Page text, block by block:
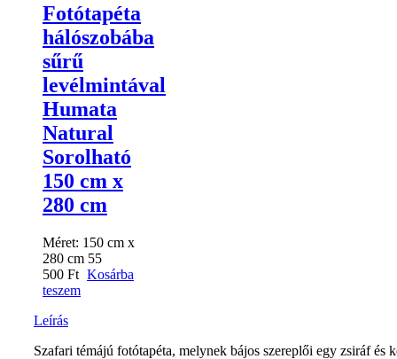
Fotótapéta
hálószobába
sűrű
levélmintával
Humata
Natural
Sorolható
150 cm x
280 cm
Méret: 150 cm x
280 cm 55
500 Ft Kosárba
teszem
Leírás
Szafari témájú fotótapéta, melynek bájos szereplői egy zsiráf és